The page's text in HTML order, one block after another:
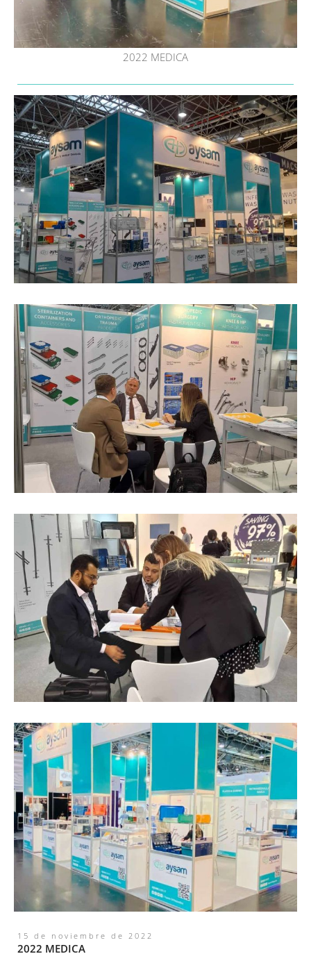
2022 MEDICA
15 de noviembre de 2022
2022 MEDICA